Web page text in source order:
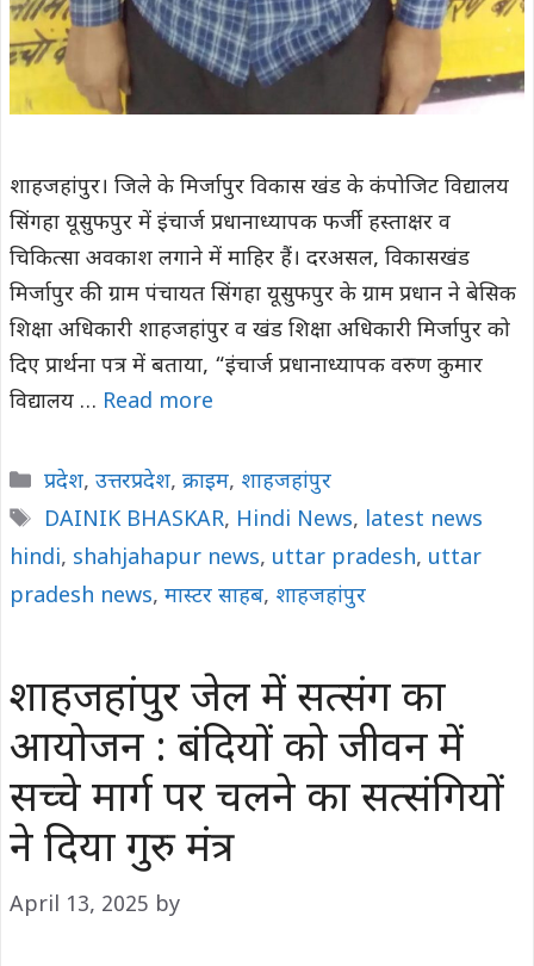
शाहजहांपुर। जिले के मिर्जापुर विकास खंड के कंपोजिट विद्यालय
सिंगहा यूसुफपुर में इंचार्ज प्रधानाध्यापक फर्जी हस्ताक्षर व
चिकित्सा अवकाश लगाने में माहिर हैं। दरअसल, विकासखंड
मिर्जापुर की ग्राम पंचायत सिंगहा यूसुफपुर के ग्राम प्रधान ने बेसिक
शिक्षा अधिकारी शाहजहांपुर व खंड शिक्षा अधिकारी मिर्जापुर को
दिए प्रार्थना पत्र में बताया, “इंचार्ज प्रधानाध्यापक वरुण कुमार
विद्यालय … Read more
Categories
प्रदेश, उत्तरप्रदेश, क्राइम, शाहजहांपुर
Tags
DAINIK BHASKAR, Hindi News, latest news
hindi, shahjahapur news, uttar pradesh, uttar
pradesh news, मास्टर साहब, शाहजहांपुर
शाहजहांपुर जेल में सत्संग का
आयोजन : बंदियों को जीवन में
सच्चे मार्ग पर चलने का सत्संगियों
ने दिया गुरु मंत्र
April 13, 2025 by